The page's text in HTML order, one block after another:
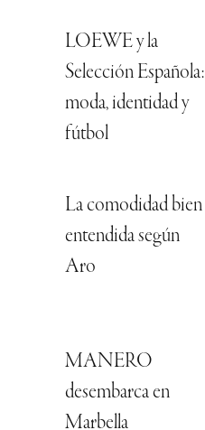
LOEWE y la
Selección Española:
moda, identidad y
fútbol
La comodidad bien
entendida según
Aro
MANERO
desembarca en
Marbella